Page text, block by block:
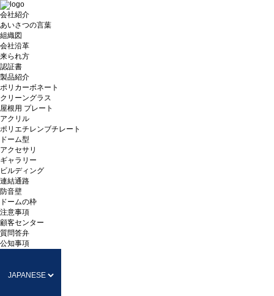
会社紹介
あいさつの言葉
組織図
会社沿革
来られ方
認証書
製品紹介
ポリカーボネート
クリーングラス
屋根用 プレート
アクリル
ポリエチレンブチレート
ドーム型
アクセサリ
ギャラリー
ビルディング
連結通路
防音壁
ドームの枠
注意事項
顧客センター
質問答弁
公知事項